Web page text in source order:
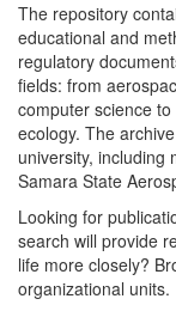
The repository
educational and
regulatory
fields: from
computer science
ecology. The
university, including
Samara State
Looking for
search will provide
life more closely?
organizational units.